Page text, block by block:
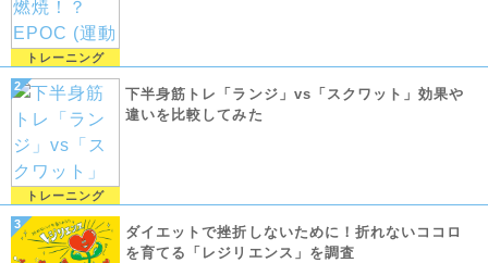
トレーニング
トレーニング
下半身筋トレ「ランジ」vs「スクワット」効果や
違いを比較してみた
ダイエットで挫折しないために！折れないココロ
を育てる「レジリエンス」を調査